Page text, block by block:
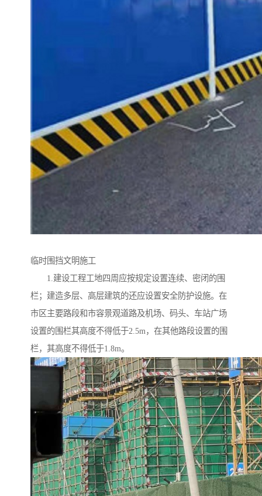
临时围挡文明施工
1.建设工程工地四周应按规定设置连续、密闭的围
栏；建造多层、高层建筑的还应设置安全防护设施。在
市区主要路段和市容景观道路及机场、码头、车站广场
设置的围栏其高度不得低于2.5m，在其他路段设置的围
栏，其高度不得低于1.8m。